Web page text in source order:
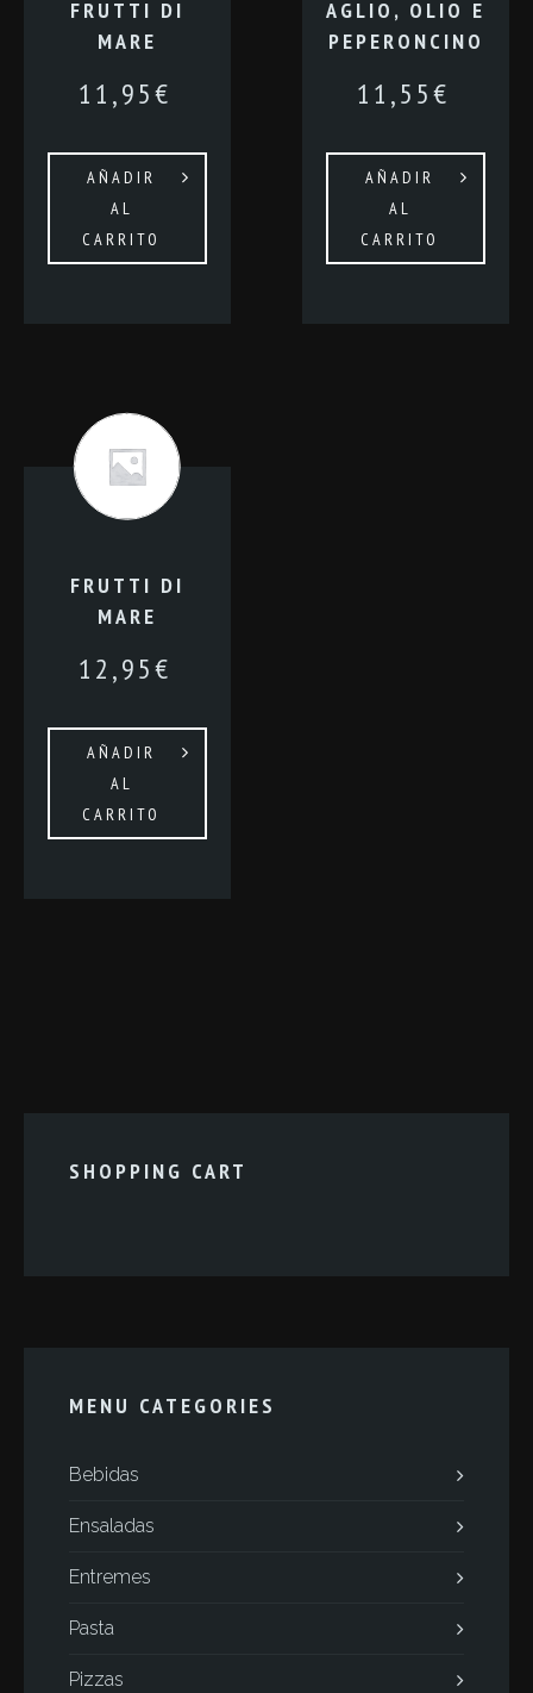
FRUTTI DI
MARE
11,95€
AÑADIR
AL
CARRITO
AGLIO, OLIO E
PEPERONCINO
11,55€
AÑADIR
AL
CARRITO
FRUTTI DI
MARE
12,95€
AÑADIR
AL
CARRITO
SHOPPING CART
MENU CATEGORIES
Bebidas
Ensaladas
Entremes
Pasta
Pizzas